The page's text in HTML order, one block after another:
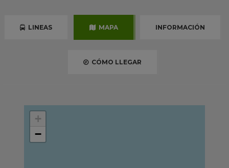
LINEAS MAPA INFORMACIÓN
CÓMO LLEGAR
+
−